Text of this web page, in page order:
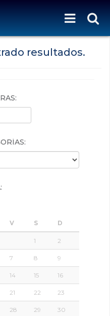
resultados.
V S D
1 2
7 8 9
14 15 16
21 22 23
28 29 30